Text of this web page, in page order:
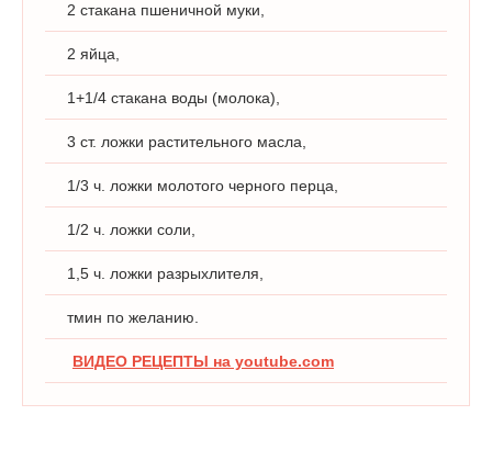
2 стакана пшеничной муки,
2 яйца,
1+1/4 стакана воды (молока),
3 ст. ложки растительного масла,
1/3 ч. ложки молотого черного перца,
1/2 ч. ложки соли,
1,5 ч. ложки разрыхлителя,
тмин по желанию.
ВИДЕО РЕЦЕПТЫ на youtube.com